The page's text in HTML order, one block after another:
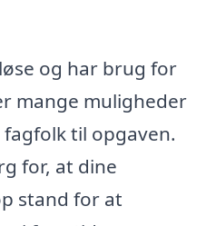
og har brug for
mange muligheder
til opgaven.
for, at dine
stand for at